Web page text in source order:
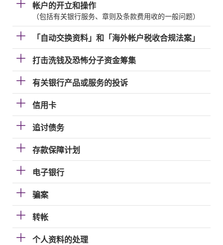
帐户的开立和操作
（包括有关银行服务、章则及条款费用收的一般问题）
「自动交换资料」和「海外帐户税收合规法案」
打击洗钱及恐怖分子资金筹集
有关银行产品或服务的投诉
信用卡
追讨债务
存款保障计划
电子银行
骗案
转帐
个人资料的处理